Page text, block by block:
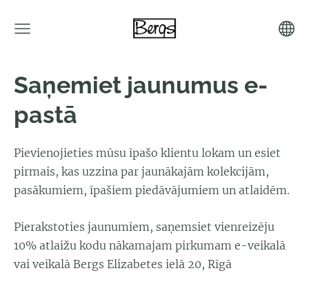
Saņemiet jaunumus e-
pastā
Pievienojieties mūsu īpašo klientu lokam un esiet
pirmais, kas uzzina par jaunākajām kolekcijām,
pasākumiem, īpašiem piedāvājumiem un atlaidēm.
Pierakstoties jaunumiem, saņemsiet vienreizēju
10% atlaižu kodu nākamajam pirkumam e-veikalā
vai veikalā Bergs Elizabetes ielā 20, Rīgā